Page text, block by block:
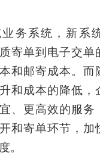
务系统，新系
寄单到电子交单
和邮寄成本。而
和成本的降低，
、更高效的服务
和寄单环节，加
。